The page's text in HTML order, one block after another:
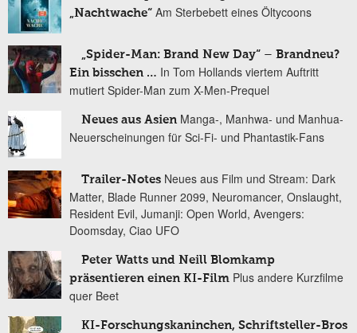
„Nachtwache“ Am Sterbebett eines Öltycoons
„Spider-Man: Brand New Day“ – Brandneu?
Ein bisschen … In Tom Hollands viertem Auftritt
mutiert Spider-Man zum X-Men-Prequel
Neues aus Asien Manga-, Manhwa- und Manhua-
Neuerscheinungen für Sci-Fi- und Phantastik-Fans
Trailer-Notes Neues aus Film und Stream: Dark
Matter, Blade Runner 2099, Neuromancer, Onslaught,
Resident Evil, Jumanji: Open World, Avengers:
Doomsday, Ciao UFO
Peter Watts und Neill Blomkamp
präsentieren einen KI-Film Plus andere Kurzfilme
quer Beet
KI-Forschungskaninchen, Schriftsteller-Bros